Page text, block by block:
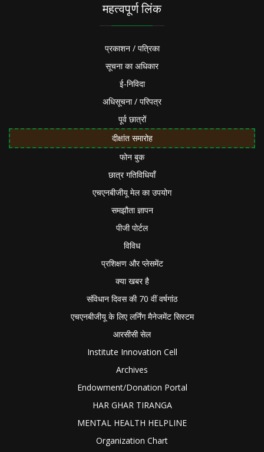
महत्वपूर्ण लिंक
प्रकाशन / पत्रिका
सूचना का अधिकार
ई-निविदा
अधिसूचना / परिपत्र
पूर्व छात्रों
दीक्षांत समारोह
फोन बुक
छात्र गतिविधियाँ
एचएनबीजीयू मेल का उपयोग
समझौता ज्ञापन
पीजी पोर्टल
विविध
प्रशिक्षण और प्लेसमेंट
क्या खबर है
संविधान दिवस की 70 वीं वर्षगांठ
एचएनबीजीयू के लिए लर्निंग मैनेजमेंट सिस्टम
आरसीसी सेल
Institute Innovation Cell
Archives
Endowment/Donation Portal
HAR GHAR TIRANGA
MENTAL HEALTH HELPLINE
Organization Chart